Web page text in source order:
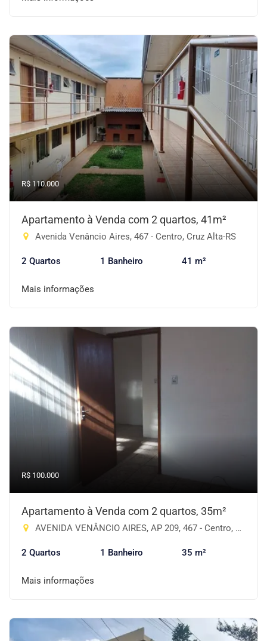
R$ 110.000
Apartamento à Venda com 2 quartos, 41m²
Avenida Venâncio Aires, 467 - Centro, Cruz Alta-RS
2 Quartos 1 Banheiro 41 m²
Mais informações
R$ 100.000
Apartamento à Venda com 2 quartos, 35m²
AVENIDA VENÂNCIO AIRES, AP 209, 467 - Centro, Cruz Alta-RS
2 Quartos 1 Banheiro 35 m²
Mais informações